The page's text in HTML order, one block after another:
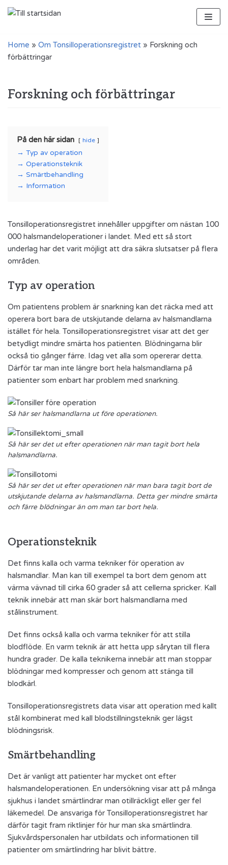
Hoppa
Home » Om Tonsilloperationsregistret » Forskning och
förbättringar
Forskning och förbättringar
På den här sidan hide
Typ av operation
Operationsteknik
Smärtbehandling
Information
Tonsilloperationsregistret innehåller uppgifter om nästan 100
000 halsmandeloperationer i landet. Med ett så stort
underlag har det varit möjligt att dra säkra slutsatser på flera
områden.
Typ av operation
Om patientens problem är snarkning kan det räcka med att
operera bort bara de utskjutande delarna av halsmandlarna
istället för hela. Tonsilloperationsregistret visar att det ger
betydligt mindre smärta hos patienten. Blödningarna blir
också tio gånger färre. Idag vet alla som opererar detta.
Därför tar man inte längre bort hela halsmandlarna på
patienter som enbart har problem med snarkning.
Så här ser halsmandlarna ut före operationen.
Så här ser det ut efter operationen när man tagit bort hela
halsmandlarna.
Så här ser det ut efter operationen när man bara tagit bort de
utskjutande delarna av halsmandlarna. Detta ger mindre smärta
och färre blödningar än om man tar bort hela.
Operationsteknik
Det finns kalla och varma tekniker för operation av
halsmandlar. Man kan till exempel ta bort dem genom att
värma vävnad till cirka 60 grader så att cellerna spricker. Kall
teknik innebär att man skär bort halsmandlarna med
stålinstrument.
Det finns också kalla och varma tekniker för att stilla
blodflöde. En varm teknik är att hetta upp sårytan till flera
hundra grader. De kalla teknikerna innebär att man stoppar
blödningar med kompresser och genom att stänga till
blodkärl.
Tonsilloperationsregistrets data visar att operation med kallt
stål kombinerat med kall blodstillningsteknik ger lägst
blödningsrisk.
Smärtbehandling
Det är vanligt att patienter har mycket ont efter
halsmandeloperationen. En undersökning visar att på många
sjukhus i landet smärtlindrar man otillräckligt eller ger fel
läkemedel. De ansvariga för Tonsilloperationsregistret har
därför tagit fram riktlinjer för hur man ska smärtlindra.
Sjukvårdspersonalen har utbildats och informationen till
patienter om smärtlindring har blivit bättre.